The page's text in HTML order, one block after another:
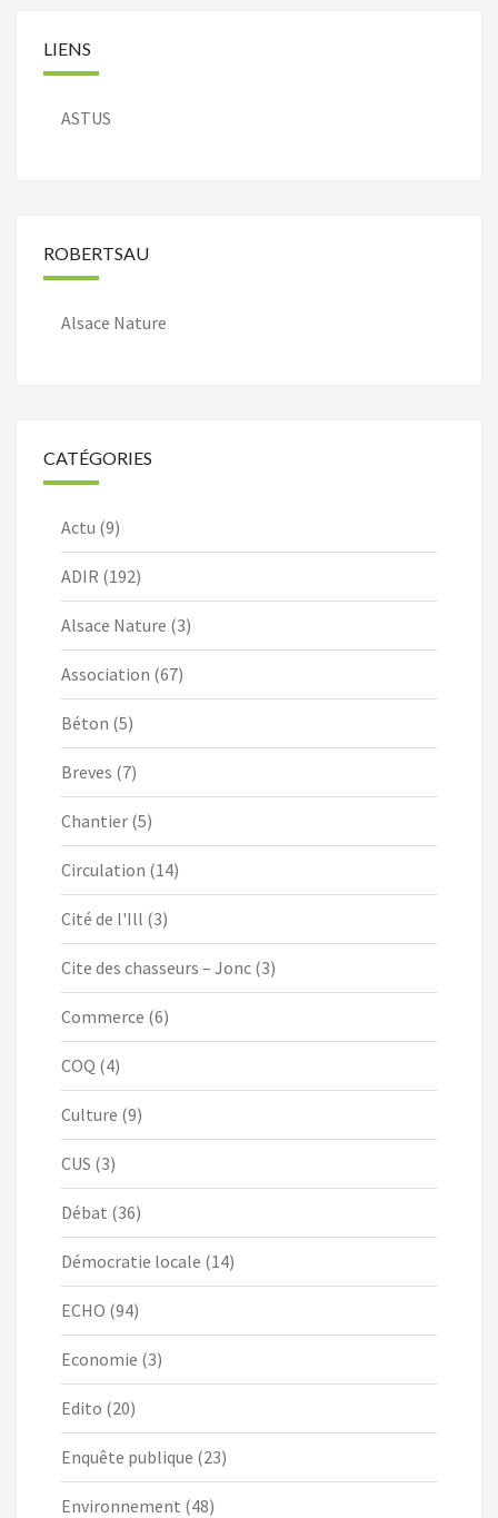
LIENS
ASTUS
ROBERTSAU
Alsace Nature
CATÉGORIES
Actu (9)
ADIR (192)
Alsace Nature (3)
Association (67)
Béton (5)
Breves (7)
Chantier (5)
Circulation (14)
Cité de l'Ill (3)
Cite des chasseurs – Jonc (3)
Commerce (6)
COQ (4)
Culture (9)
CUS (3)
Débat (36)
Démocratie locale (14)
ECHO (94)
Economie (3)
Edito (20)
Enquête publique (23)
Environnement (48)